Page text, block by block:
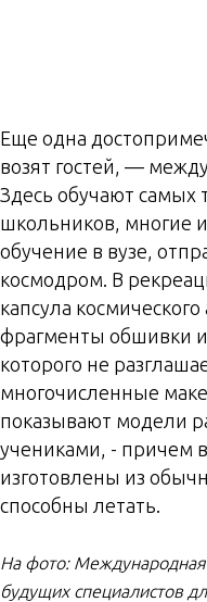
Еще одна
возят гостей, —
Здесь обучают самых
школьников, многие
обучение в вузе,
космодром. В
капсула
фрагменты обшивки
которого не
многочисленные
показывают модели
учениками, - причем
изготовлены из
способны летать.
На фото: Международная
будущих специалистов